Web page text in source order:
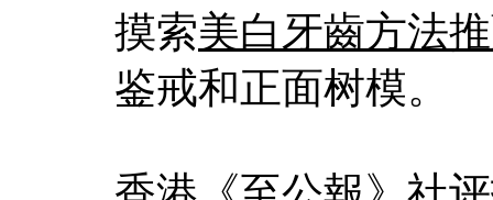
摸索美白牙齒方法
鉴戒和正面树模。